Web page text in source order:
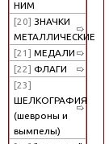
НИМ
[20] ЗНАЧКИ
МЕТАЛЛИЧЕСКИЕ
[21] МЕДАЛИ
[22] ФЛАГИ
[23]
ШЕЛКОГРАФИЯ
(шевроны и
вымпелы)